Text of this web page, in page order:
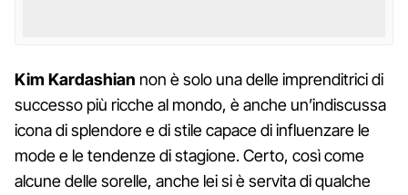
Kim Kardashian non è solo una delle imprenditrici di
successo più ricche al mondo, è anche un’indiscussa
icona di splendore e di stile capace di influenzare le
mode e le tendenze di stagione. Certo, così come
alcune delle sorelle, anche lei si è servita di qualche